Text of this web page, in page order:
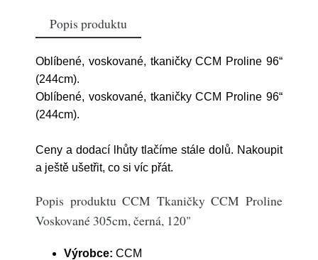
Popis produktu
Oblíbené, voskované, tkaničky CCM Proline 96“
(244cm).
Oblíbené, voskované, tkaničky CCM Proline 96“
(244cm).
Ceny a dodací lhůty tlačíme stále dolů. Nakoupit
a ještě ušetřit, co si víc přát.
Popis produktu CCM Tkaničky CCM Proline
Voskované 305cm, černá, 120"
Výrobce: CCM